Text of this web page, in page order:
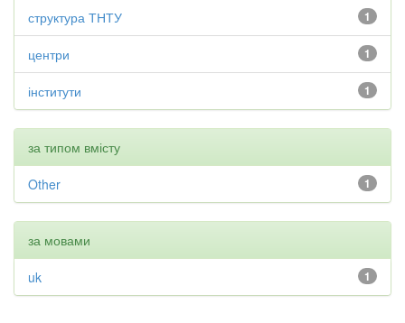
1
структура ТНТУ
1
центри
1
інститути
за типом вмісту
1
Other
за мовами
1
uk